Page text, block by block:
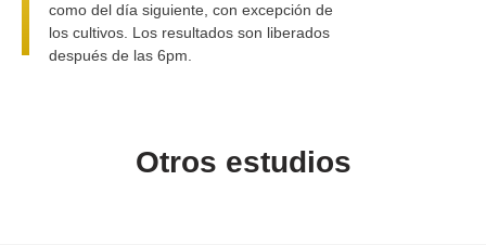
como del día siguiente, con excepción de
los cultivos. Los resultados son liberados
después de las 6pm.
Otros estudios